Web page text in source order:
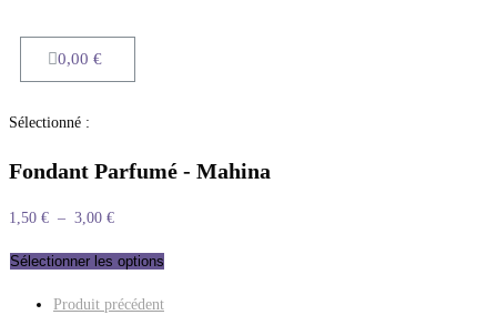
0,00 €
Sélectionné :
Fondant Parfumé - Mahina
1,50 € – 3,00 €
Sélectionner les options
Produit précédent